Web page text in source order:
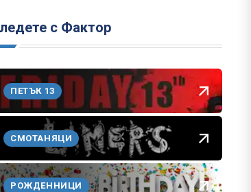
с Фактор
ПЕТЪК 13
СМОТАНЯЦИ
РОЖДЕННИЦИ